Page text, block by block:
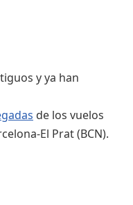
y ya han
de los vuelos
El Prat (BCN).